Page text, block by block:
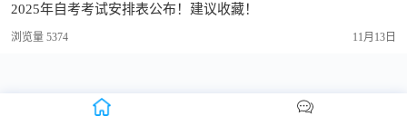
2025年自考考试安排表公布！建议收藏！
浏览量 5374 11月13日